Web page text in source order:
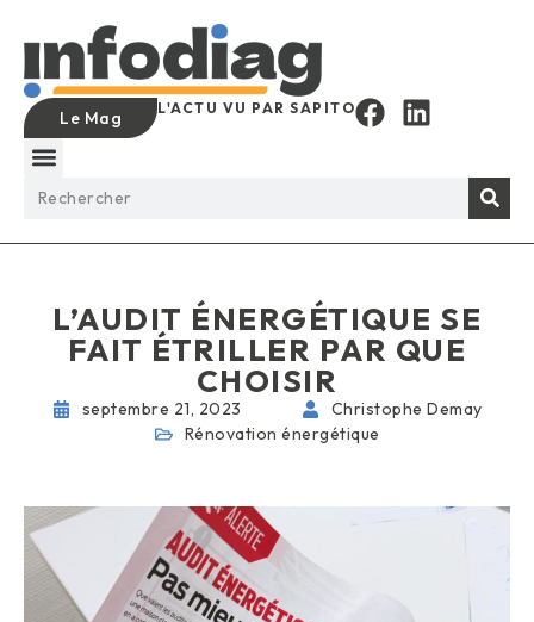
Le Mag L'ACTU VU PAR SAPITO
L’AUDIT ÉNERGÉTIQUE SE
FAIT ÉTRILLER PAR QUE
CHOISIR
septembre 21, 2023
Christophe Demay
Rénovation énergétique